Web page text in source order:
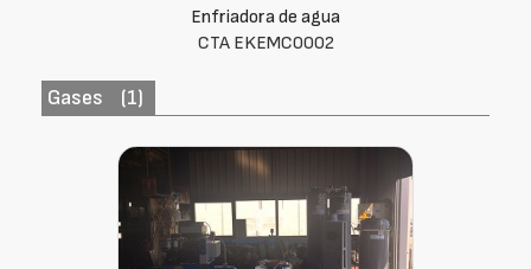
Enfriadora de agua
CTA EKEMC0002
Gases (1)